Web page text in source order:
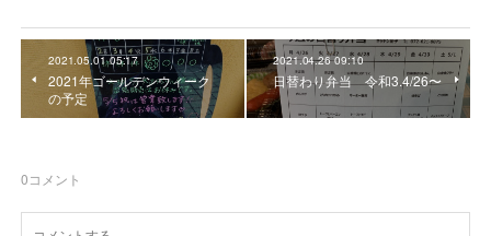
2021.05.01 05:17
2021年ゴールデンウィーク
の予定
2021.04.26 09:10
日替わり弁当 令和3.4/26〜
0コメント